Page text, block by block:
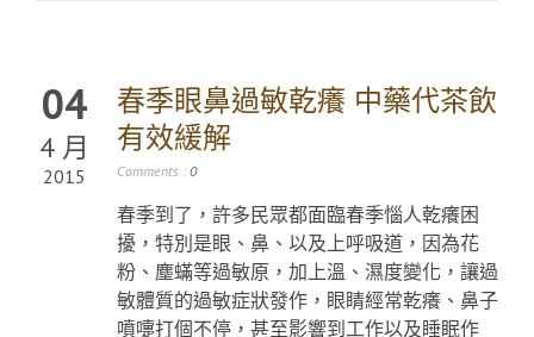
04
4 月
2015
春季眼鼻過敏乾癢 中藥代茶飲
有效緩解
Comments : 0
春季到了，許多民眾都面臨春季惱人乾癢困
擾，特別是眼、鼻、以及上呼吸道，因為花
粉、塵蟎等過敏原，加上溫、濕度變化，讓過
敏體質的過敏症狀發作，眼睛經常乾癢、鼻子
噴嚏打個不停，甚至影響到工作以及睡眠作